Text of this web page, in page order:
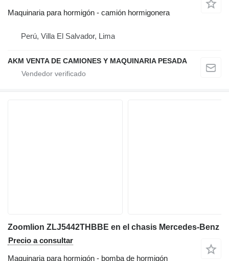
Maquinaria para hormigón - camión hormigonera
Perú, Villa El Salvador, Lima
AKM VENTA DE CAMIONES Y MAQUINARIA PESADA
Zoomlion ZLJ5442THBBE en el chasis Mercedes-Benz
Precio a consultar
Maquinaria para hormigón - bomba de hormigón